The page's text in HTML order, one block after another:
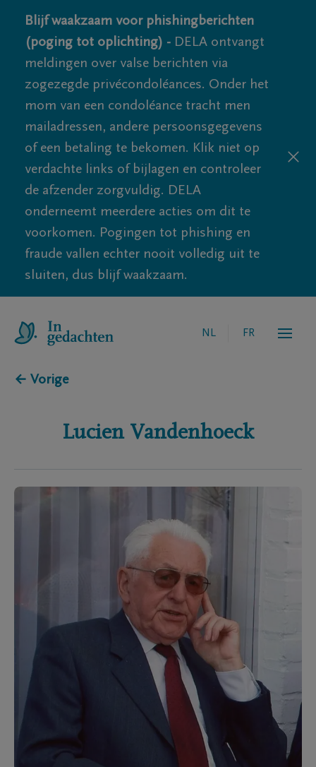
Blijf waakzaam voor phishingberichten
(poging tot oplichting) - DELA ontvangt
meldingen over valse berichten via
zogezegde privécondoléances. Onder het
mom van een condoléance tracht men
mailadressen, andere persoonsgegevens
of een betaling te bekomen. Klik niet op
verdachte links of bijlagen en controleer
de afzender zorgvuldig. DELA
onderneemt meerdere acties om dit te
voorkomen. Pogingen tot phishing en
fraude vallen echter nooit volledig uit te
sluiten, dus blijf waakzaam.
NL FR
← Vorige
Lucien Vandenhoeck